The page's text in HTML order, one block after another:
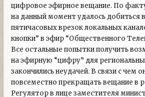
цифровое эфирное вещание. По
на данный момент удалось добиться
пятичасовых врезок локальных
кнопки” в эфир “Общественного
Все остальные попытки получить
на эфирную “цифру” для
закончились неудачей. В связи с чем
повсеместно прекращать вещание в
Регулятор в лице заместителя